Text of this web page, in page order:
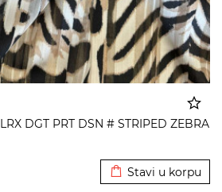
DGT PRT DSN # STRIPED ZEBRA
Stavi u korpu